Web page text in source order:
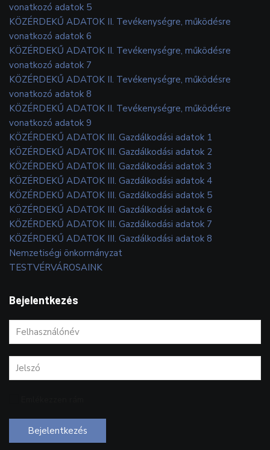
vonatkozó adatok 5
KÖZÉRDEKŰ ADATOK II. Tevékenységre, működésre
vonatkozó adatok 6
KÖZÉRDEKŰ ADATOK II. Tevékenységre, működésre
vonatkozó adatok 7
KÖZÉRDEKŰ ADATOK II. Tevékenységre, működésre
vonatkozó adatok 8
KÖZÉRDEKŰ ADATOK II. Tevékenységre, működésre
vonatkozó adatok 9
KÖZÉRDEKŰ ADATOK III. Gazdálkodási adatok 1
KÖZÉRDEKŰ ADATOK III. Gazdálkodási adatok 2
KÖZÉRDEKŰ ADATOK III. Gazdálkodási adatok 3
KÖZÉRDEKŰ ADATOK III. Gazdálkodási adatok 4
KÖZÉRDEKŰ ADATOK III. Gazdálkodási adatok 5
KÖZÉRDEKŰ ADATOK III. Gazdálkodási adatok 6
KÖZÉRDEKŰ ADATOK III. Gazdálkodási adatok 7
KÖZÉRDEKŰ ADATOK III. Gazdálkodási adatok 8
Nemzetiségi önkormányzat
TESTVÉRVÁROSAINK
Bejelentkezés
Bejelentkezés